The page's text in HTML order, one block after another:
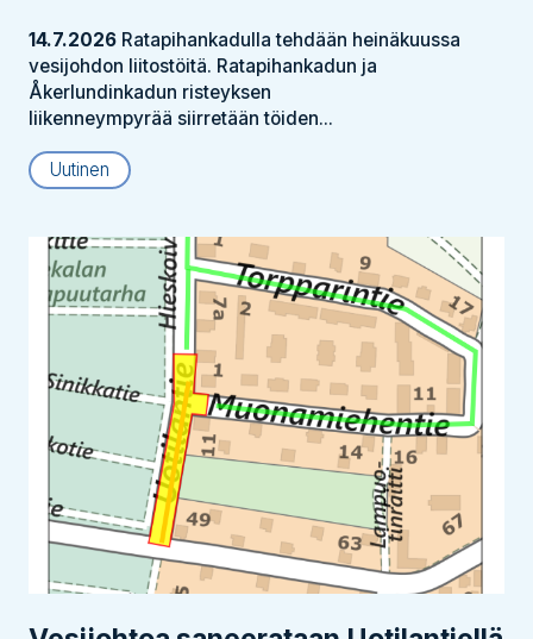
14.7.2026 Ratapihankadulla tehdään heinäkuussa
vesijohdon liitostöitä. Ratapihankadun ja
Åkerlundinkadun risteyksen
liikenneympyrää siirretään töiden...
Uutinen